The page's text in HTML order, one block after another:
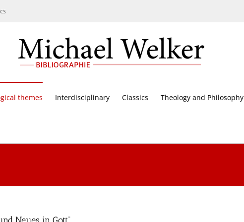
themes Interdisciplinary Classics Theology and Philosophy